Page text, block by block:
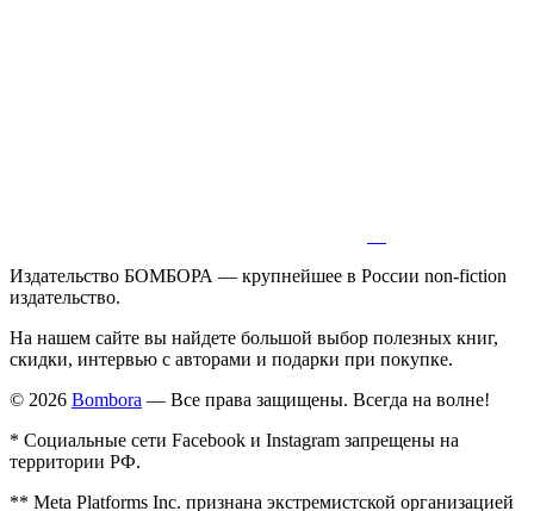
Издательство БОМБОРА — крупнейшее в России non-fiction
издательство.
На нашем сайте вы найдете большой выбор полезных книг,
скидки, интервью с авторами и подарки при покупке.
© 2026 Bombora — Все права защищены. Всегда на волне!
* Социальные сети Facebook и Instagram запрещены на
территории РФ.
** Meta Platforms Inc. признана экстремистской организацией